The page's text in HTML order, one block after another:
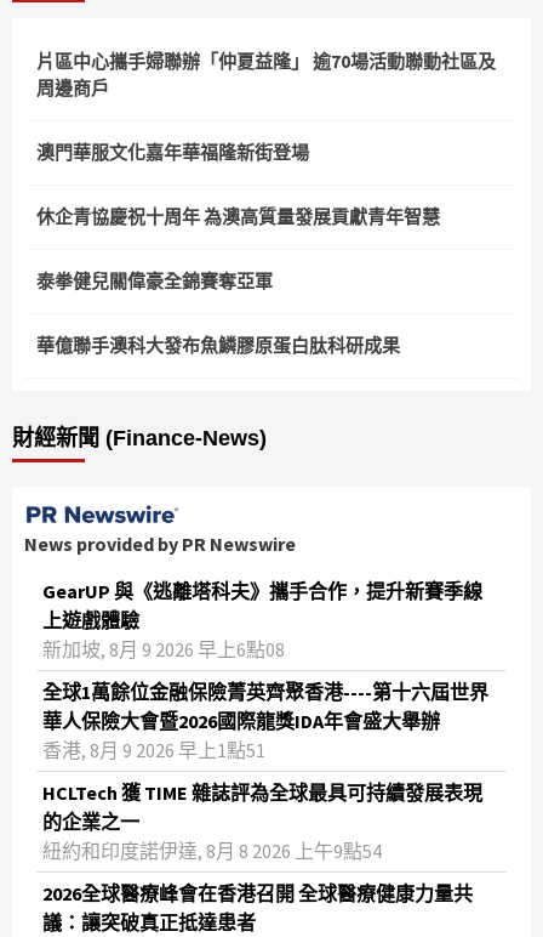
片區中心攜手婦聯辦「仲夏益隆」 逾70場活動聯動社區及
周邊商戶
澳門華服文化嘉年華福隆新街登場
休企青協慶祝十周年 為澳高質量發展貢獻青年智慧
泰拳健兒關偉豪全錦賽奪亞軍
華億聯手澳科大發布魚鱗膠原蛋白肽科研成果
財經新聞 (Finance-News)
News provided by PR Newswire
GearUP 與《逃離塔科夫》攜手合作，提升新賽季線
上遊戲體驗
新加坡, 8月 9 2026 早上6點08
全球1萬餘位金融保險菁英齊聚香港----第十六屆世界
華人保險大會暨2026國際龍獎IDA年會盛大舉辦
香港, 8月 9 2026 早上1點51
HCLTech 獲 TIME 雜誌評為全球最具可持續發展表現
的企業之一
紐約和印度諾伊達, 8月 8 2026 上午9點54
2026全球醫療峰會在香港召開 全球醫療健康力量共
議：讓突破真正抵達患者